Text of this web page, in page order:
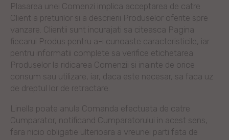
Plasarea unei Comenzi implica acceptarea de catre
Client a preturilor si a descrierii Produselor oferite spre
vanzare. Clientii sunt incurajati sa citeasca Pagina
fiecarui Produs pentru a-i cunoaste caracteristicile, iar
pentru informatii complete sa verifice etichetarea
Produselor la ridicarea Comenzii si inainte de orice
consum sau utilizare, iar, daca este necesar, sa faca uz
de dreptul lor de retractare.
Linella poate anula Comanda efectuata de catre
Cumparator, notificand Cumparatorului in acest sens,
fara nicio obligatie ulterioara a vreunei parti fata de